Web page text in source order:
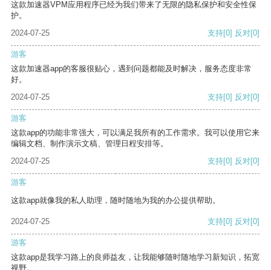
这款加速器VPM应用程序已经为我们带来了无限的隐私保护和安全性保
护。
2024-07-25
支持[0] 反对[0]
游客
这款加速器app的客服很贴心，遇到问题都能及时解决，服务态度非常
好。
2024-07-25
支持[0] 反对[0]
游客
这款app的功能非常强大，可以满足我所有的工作需求。我可以使用它来
编辑文档、制作演示文稿、管理日程安排等。
2024-07-25
支持[0] 反对[0]
游客
这款app就像我的私人助理，随时随地为我的办公提供帮助。
2024-07-25 支持[0] 反对[0]
游客
这款app是我学习路上的良师益友，让我能够随时随地学习新知识，拓宽
视野。